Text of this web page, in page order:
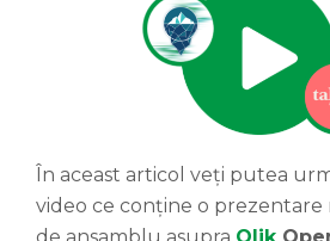
În aceast articol veți putea
video ce conține o prezentare
de ansamblu asupra Qlik